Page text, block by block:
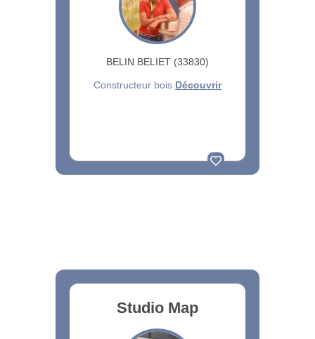
BELIN BELIET (33830)
Constructeur bois Découvrir
Studio Map